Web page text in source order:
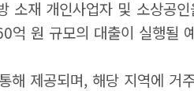
소재 개인사업자 및 소상공
억 원 규모의 대출이 실행될
제공되며, 해당 지역에